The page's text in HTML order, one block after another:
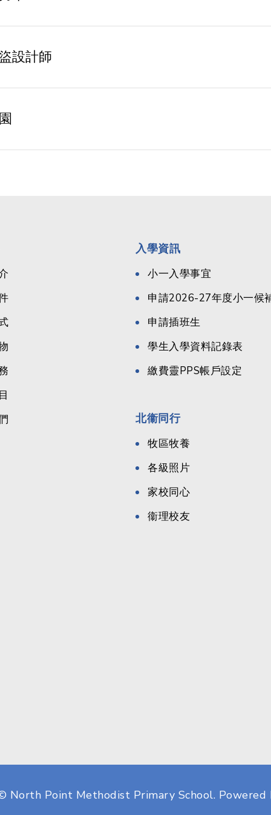
設計師
入學資訊
小一入學事宜
申請2026-27年度小一候
申請插班生
學生入學資料記錄表
繳費靈PPS帳戶設定
北衞同行
牧區牧養
各級照片
家校同心
衞理校友
North Point Methodist Primary School.